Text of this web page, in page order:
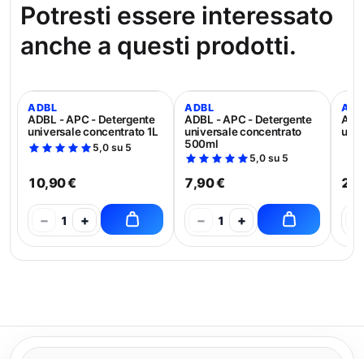
Potresti essere interessato
anche a questi prodotti.
ADBL
ADBL - APC - Detergente
universale concentrato 1L
5,0 su 5
10,90 €
− 1 +
ADBL
ADBL - APC - Detergente
universale concentrato
500ml
5,0 su 5
7,90 €
− 1 +